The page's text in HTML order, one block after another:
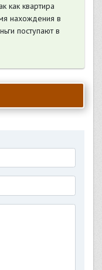
как квартира
нахождения в
поступают в